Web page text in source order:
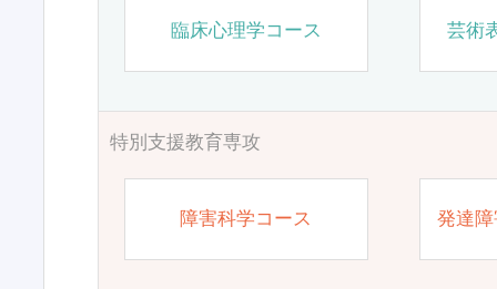
臨床心理学コース 芸術
特別支援教育専攻
障害科学コース 発達